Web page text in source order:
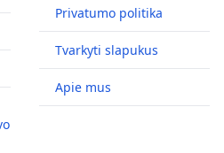
Privatumo politika
Tvarkyti slapukus
Apie mus